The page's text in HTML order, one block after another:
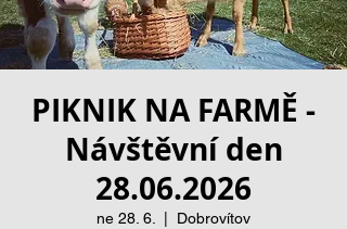
PIKNIK NA FARMĚ -
Návštěvní den
28.06.2026
ne 28. 6. Dobrovítov